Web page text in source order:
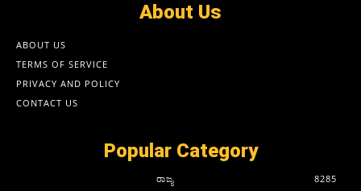
About Us
ABOUT US
TERMS OF SERVICE
PRIVACY AND POLICY
CONTACT US
Popular Category
ರಾಜ್ಯ
8285